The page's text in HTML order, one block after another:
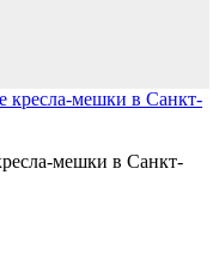
мешки в Санкт-